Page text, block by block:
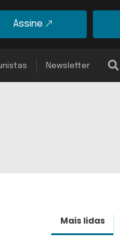
Assine
Newsletter
Mais lidas